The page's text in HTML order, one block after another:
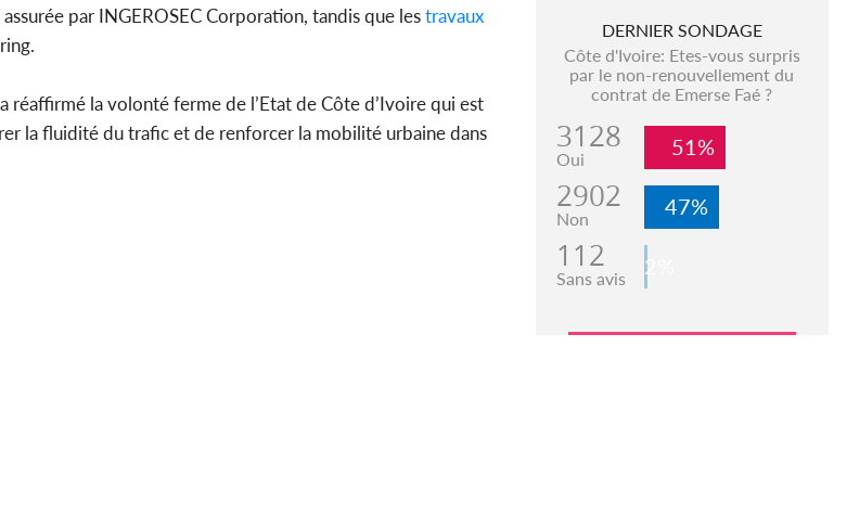
par INGEROSEC Corporation, tandis que lestravaux
la volonté ferme de l’Etat de Côte d’Ivoire qui est
la fluidité du trafic et de renforcer la mobilité urbaine dans
DERNIER SONDAGE
Côte d'Ivoire: Etes-vous surpris
par le non-renouvellement du
contrat de Emerse Faé ?
3128
Oui 51%
2902
Non 47%
112
Sans avis 2%